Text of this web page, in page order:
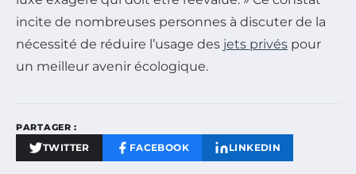
incite de nombreuses personnes à discuter de la
nécessité de réduire l’usage des jets privés pour
un meilleur avenir écologique.
PARTAGER :
TWITTER FACEBOOK LINKEDIN